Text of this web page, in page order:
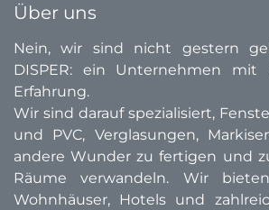
Über uns
Nein, wir sind nicht gestern
DISPER: ein Unternehmen mit
Erfahrung.
Wir sind darauf spezialisiert,
und PVC, Verglasungen,
andere Wunder zu fertigen und
Räume verwandeln. Wir
Wohnhäuser, Hotels und